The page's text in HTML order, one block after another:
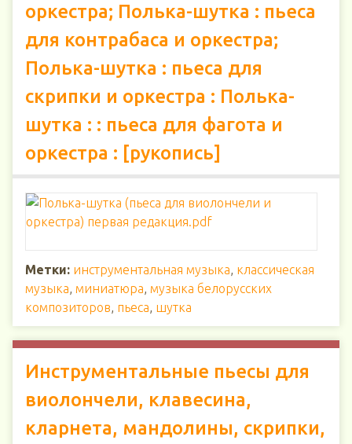
оркестра; Полька-шутка : пьеса
для контрабаса и оркестра;
Полька-шутка : пьеса для
скрипки и оркестра : Полька-
шутка : : пьеса для фагота и
оркестра : [рукопись]
Метки: инструментальная музыка, классическая
музыка, миниатюра, музыка белорусских
композиторов, пьеса, шутка
Инструментальные пьесы для
виолончели, клавесина,
кларнета, мандолины, скрипки,